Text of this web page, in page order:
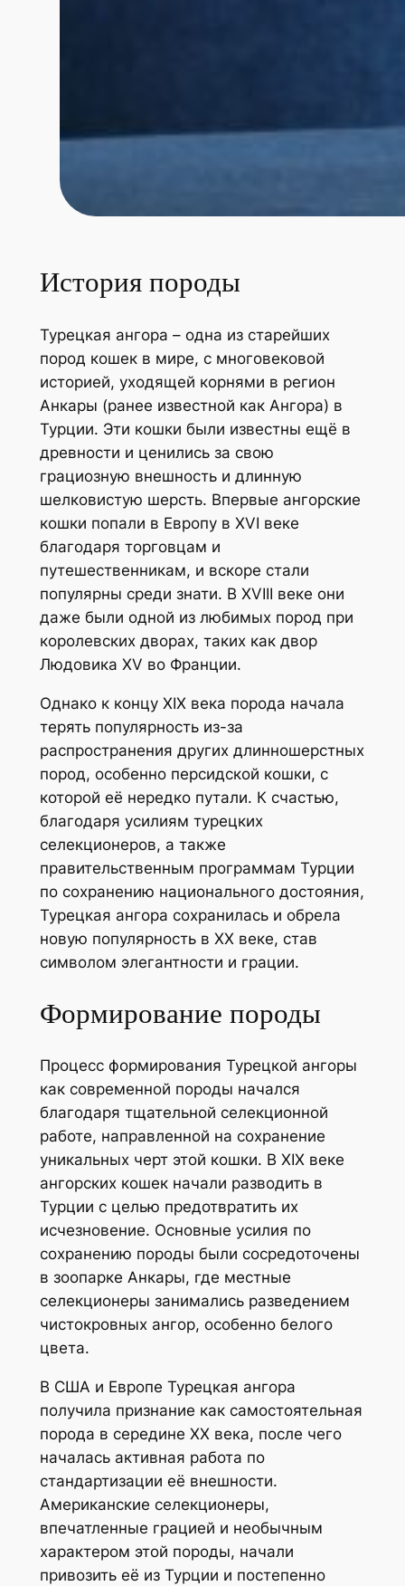
История породы
Турецкая ангора – одна из старейших
пород кошек в мире, с многовековой
историей, уходящей корнями в регион
Анкары (ранее известной как Ангора) в
Турции. Эти кошки были известны ещё в
древности и ценились за свою
грациозную внешность и длинную
шелковистую шерсть. Впервые ангорские
кошки попали в Европу в XVI веке
благодаря торговцам и
путешественникам, и вскоре стали
популярны среди знати. В XVIII веке они
даже были одной из любимых пород при
королевских дворах, таких как двор
Людовика XV во Франции.
Однако к концу XIX века порода начала
терять популярность из-за
распространения других длинношерстных
пород, особенно персидской кошки, с
которой её нередко путали. К счастью,
благодаря усилиям турецких
селекционеров, а также
правительственным программам Турции
по сохранению национального достояния,
Турецкая ангора сохранилась и обрела
новую популярность в XX веке, став
символом элегантности и грации.
Формирование породы
Процесс формирования Турецкой ангоры
как современной породы начался
благодаря тщательной селекционной
работе, направленной на сохранение
уникальных черт этой кошки. В XIX веке
ангорских кошек начали разводить в
Турции с целью предотвратить их
исчезновение. Основные усилия по
сохранению породы были сосредоточены
в зоопарке Анкары, где местные
селекционеры занимались разведением
чистокровных ангор, особенно белого
цвета.
В США и Европе Турецкая ангора
получила признание как самостоятельная
порода в середине XX века, после чего
началась активная работа по
стандартизации её внешности.
Американские селекционеры,
впечатленные грацией и необычным
характером этой породы, начали
привозить её из Турции и постепенно